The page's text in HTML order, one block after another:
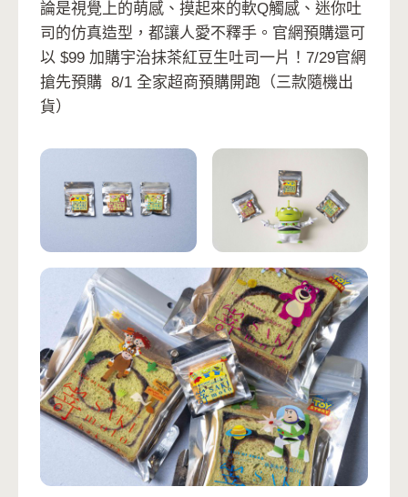
論是視覺上的萌感、摸起來的軟Q觸感、迷你吐
司的仿真造型，都讓人愛不釋手。官網預購還可
以 $99 加購宇治抹茶紅豆生吐司一片！7/29官網
搶先預購 8/1 全家超商預購開跑（三款隨機出
貨）